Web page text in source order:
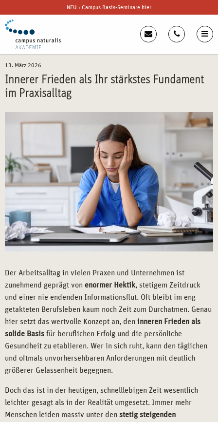
NEU : Campus Basis-Seminare hier
13. März 2026
Innerer Frieden als Ihr stärkstes Fundament
im Praxisalltag
Der Arbeitsalltag in vielen Praxen und Unternehmen ist
zunehmend geprägt von enormer Hektik, stetigem Zeitdruck
und einer nie endenden Informationsflut. Oft bleibt im eng
getakteten Berufsleben kaum noch Zeit zum Durchatmen. Genau
hier setzt das wertvolle Konzept an, den inneren Frieden als
solide Basis für beruflichen Erfolg und die persönliche
Gesundheit zu etablieren. Wer in sich ruht, kann den täglichen
und oftmals unvorhersehbaren Anforderungen mit deutlich
größerer Gelassenheit begegnen.
Doch das ist in der heutigen, schnelllebigen Zeit wesentlich
leichter gesagt als in der Realität umgesetzt. Immer mehr
Menschen leiden massiv unter den stetig steigenden